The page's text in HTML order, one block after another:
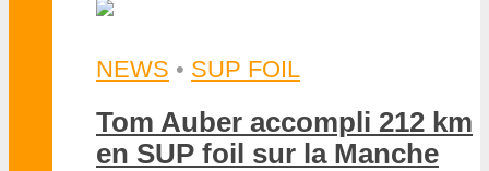
NEWS • SUP FOIL
Tom Auber accompli 212 km
en SUP foil sur la Manche